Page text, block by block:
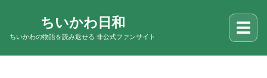
ちいかわ日和
ちいかわの物語を読み返せる 非公式ファンサイト ☰